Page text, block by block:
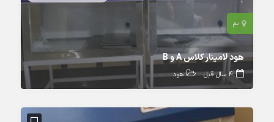
بم
هود لامینار کلاس A و B
4 سال قبل هود